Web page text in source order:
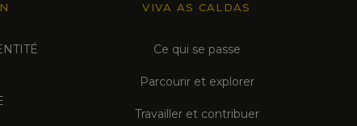
VIVA AS CALDAS
Ce qui se passe
Parcourir et explorer
Travailler et contribuer